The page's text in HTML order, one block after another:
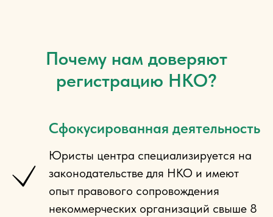
Почему нам доверяют
регистрацию НКО?
Сфокусированная деятельность
Юристы центра специализируется на
законодательстве для НКО и имеют
опыт правового сопровождения
некоммерческих организаций свыше 8